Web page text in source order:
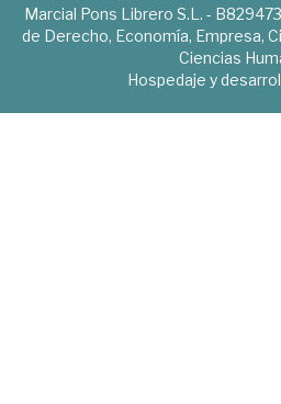
Marcial Pons Librero S.L. -
de Derecho, Economía, Empresa,
Ciencias
Hospedaje y